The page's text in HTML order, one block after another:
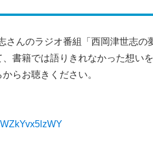
さんのラジオ番組「西岡津世志
書籍では語りきれなかった想いを
らお聴きください。